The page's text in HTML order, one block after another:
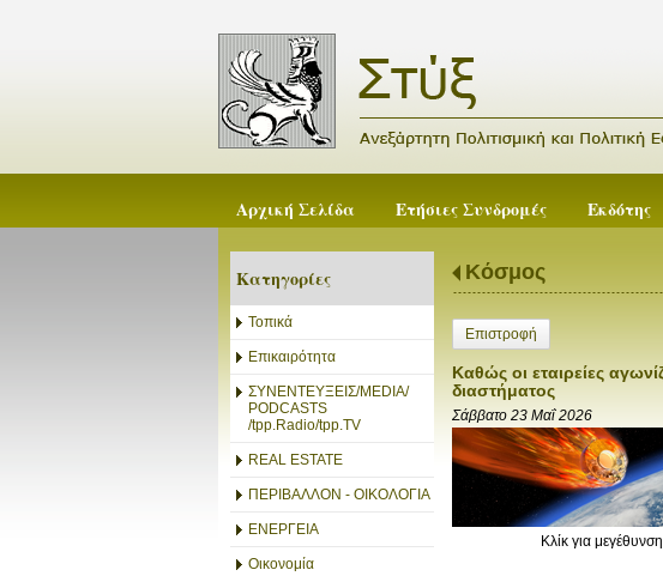
Αρχική Σελίδα Ετήσιες Συνδρομές Εκδότης
Κατηγορίες
Τοπικά
Επικαιρότητα
ΣΥΝΕΝΤΕΥΞΕΙΣ/MEDIA/
PODCASTS
/tpp.Radio/tpp.TV
REAL ESTATE
ΠΕΡΙΒΑΛΛΟΝ - ΟΙΚΟΛΟΓΙΑ
ΕΝΕΡΓΕΙΑ
Οικονομία
Κόσμος
Επιστροφή
Καθώς οι εταιρείες
διαστήματος
Σάββατο 23 Μαΐ 2026
Κλίκ για μεγέθυνση